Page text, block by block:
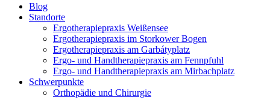
Blog
Standorte
Ergotherapiepraxis Weißensee
Ergotherapiepraxis im Storkower Bogen
Ergotherapiepraxis am Garbátyplatz
Ergo- und Handtherapiepraxis am Fennpfuhl
Ergo- und Handtherapiepraxis am Mirbachplatz
Schwerpunkte
Orthopädie und Chirurgie